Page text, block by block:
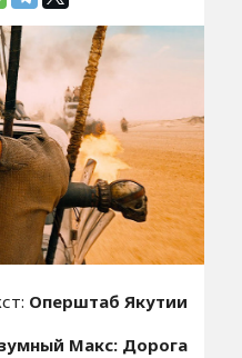
Оперштаб Якутии
Макс: Дорога